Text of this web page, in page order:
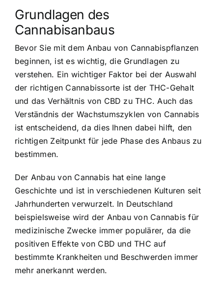
Grundlagen des
Cannabisanbaus
Bevor Sie mit dem Anbau von Cannabispflanzen
beginnen, ist es wichtig, die Grundlagen zu
verstehen. Ein wichtiger Faktor bei der Auswahl
der richtigen Cannabissorte ist der THC-Gehalt
und das Verhältnis von CBD zu THC. Auch das
Verständnis der Wachstumszyklen von Cannabis
ist entscheidend, da dies Ihnen dabei hilft, den
richtigen Zeitpunkt für jede Phase des Anbaus zu
bestimmen.
Der Anbau von Cannabis hat eine lange
Geschichte und ist in verschiedenen Kulturen seit
Jahrhunderten verwurzelt. In Deutschland
beispielsweise wird der Anbau von Cannabis für
medizinische Zwecke immer populärer, da die
positiven Effekte von CBD und THC auf
bestimmte Krankheiten und Beschwerden immer
mehr anerkannt werden.